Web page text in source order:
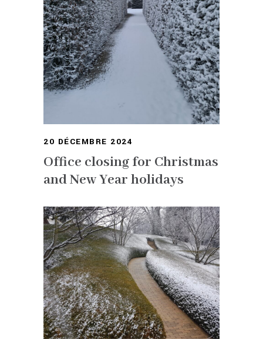
20 DÉCEMBRE 2024
Office closing for Christmas
and New Year holidays